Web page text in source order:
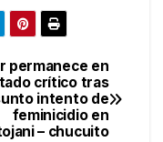
permanece en
crítico tras
intento de
feminicidio en
– chucuito